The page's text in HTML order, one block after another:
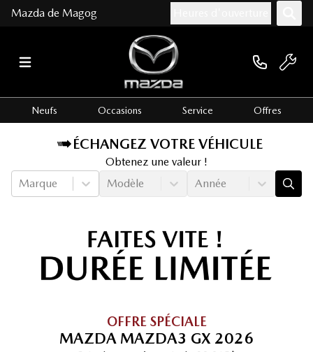
Mazda de Magog
Neufs Occasions Service Offres
ÉCHANGEZ VOTRE VÉHICULE
Obtenez une valeur !
Marque
Modèle Année
OFFRE SPÉCIALE
MAZDA MAZDA3 GX 2026